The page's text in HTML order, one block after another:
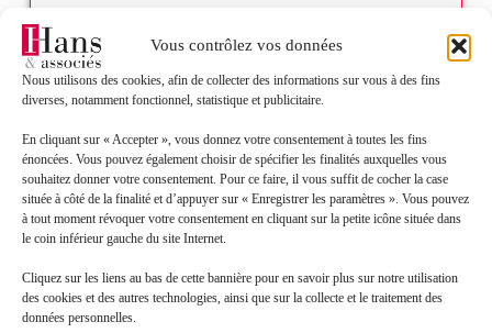
Vous contrôlez vos données
Nous utilisons des cookies, afin de collecter des informations sur vous à des fins
diverses, notamment fonctionnel, statistique et publicitaire.
En cliquant sur « Accepter », vous donnez votre consentement à toutes les fins
énoncées. Vous pouvez également choisir de spécifier les finalités auxquelles vous
souhaitez donner votre consentement. Pour ce faire, il vous suffit de cocher la case
située à côté de la finalité et d’appuyer sur « Enregistrer les paramètres ». Vous pouvez
à tout moment révoquer votre consentement en cliquant sur la petite icône située dans
le coin inférieur gauche du site Internet.
Cliquez sur les liens au bas de cette bannière pour en savoir plus sur notre utilisation
des cookies et des autres technologies, ainsi que sur la collecte et le traitement des
données personnelles.
Message*